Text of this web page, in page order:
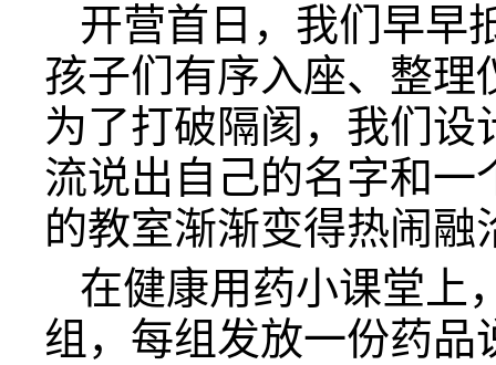
开营首日，我们早早
孩子们有序入座、整理
为了打破隔阂，我们
流说出自己的名字和一
的教室渐渐变得热闹
在健康用药小课堂上
组，每组发放一份药品